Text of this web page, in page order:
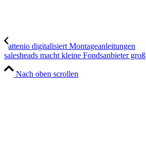
attenio digitalisiert Montageanleitungen
salesheads macht kleine Fondsanbieter groß
Nach oben scrollen